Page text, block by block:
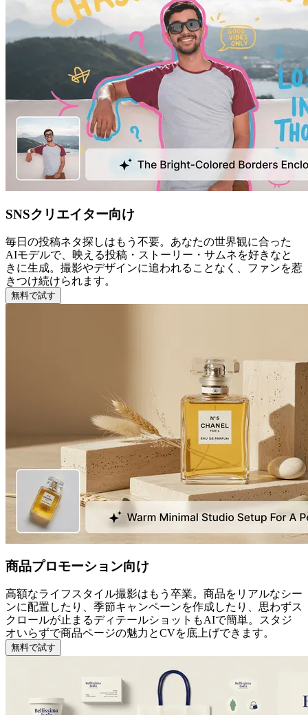
SNSクリエイター向け
毎日の投稿ネタ探しはもう不要。あなたの世界観に合った
AIモデルで、映える投稿・ストーリー・サムネを好きなと
きに生成。撮影やデザインに追われることなく、ファンを惹
きつけ続けられます。
無料で試す
商品プロモーション向け
高額なライフスタイル撮影はもう卒業。商品をリアルなシー
ンに配置したり、季節キャンペーンを作成したり、思わずス
クロールが止まるディテールショットもAIで簡単。スタジ
オいらずで商品ページの魅力とCVを底上げできます。
無料で試す